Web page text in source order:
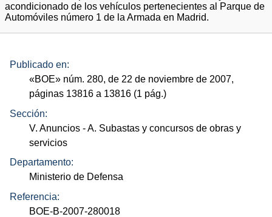
acondicionado de los vehículos pertenecientes al Parque de
Automóviles número 1 de la Armada en Madrid.
Publicado en:
«BOE» núm. 280, de 22 de noviembre de 2007,
páginas 13816 a 13816 (1 pág.)
Sección:
V. Anuncios - A. Subastas y concursos de obras y
servicios
Departamento:
Ministerio de Defensa
Referencia:
BOE-B-2007-280018